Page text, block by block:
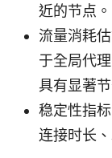
近的节点。
流量消耗
于全局代
具有显著节
稳定性指
连接时长